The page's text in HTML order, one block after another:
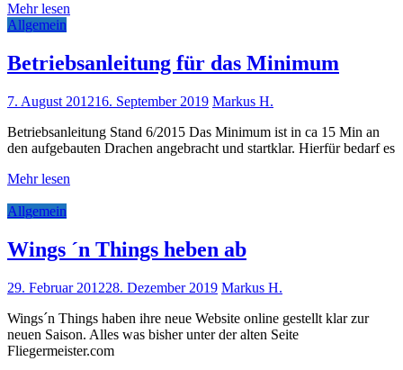
Mehr lesen
Allgemein
Betriebsanleitung für das Minimum
7. August 201216. September 2019 Markus H.
Betriebsanleitung Stand 6/2015 Das Minimum ist in ca 15 Min an
den aufgebauten Drachen angebracht und startklar. Hierfür bedarf es
Mehr lesen
Allgemein
Wings ´n Things heben ab
29. Februar 201228. Dezember 2019 Markus H.
Wings´n Things haben ihre neue Website online gestellt klar zur
neuen Saison. Alles was bisher unter der alten Seite
Fliegermeister.com